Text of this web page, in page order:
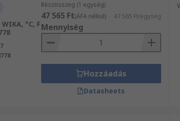
°C, F
Részösszeg (1 egység)
47 565 Ft(ÁFA nélkül) 47 565 Ft/egység
Mennyiség
Hozzáadás
Datasheets